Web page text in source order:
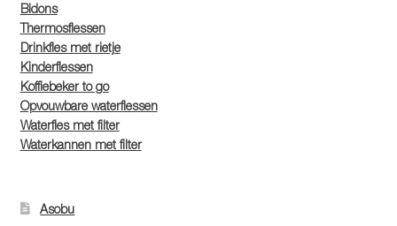
Bidons
Thermosflessen
Drinkfles met rietje
Kinderflessen
Koffiebeker to go
Opvouwbare waterflessen
Waterfles met filter
Waterkannen met filter
Asobu